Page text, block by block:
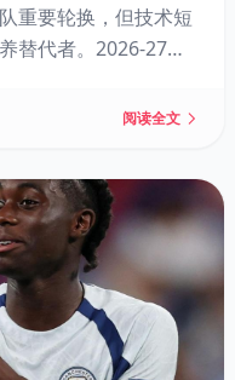
重要轮换，但技术短
替代者。2026-27赛
阅读全文